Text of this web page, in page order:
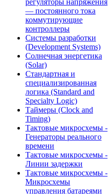
регуляторы напряжения
— постоянного тока
коммутирующие
контроллеры
Системы разработки
(Development Systems)
Солнечная энергетика
(Solar)
Стандартная и
специализированная
логика (Standard and
Specialty Logic)
Таймеры (Clock and
Timing)
Тактовые микросхемы -
Генераторы реального
времени
Тактовые микросхемы -
Линии задержки
Тактовые микросхемы -
Микросхемы
управления батареями